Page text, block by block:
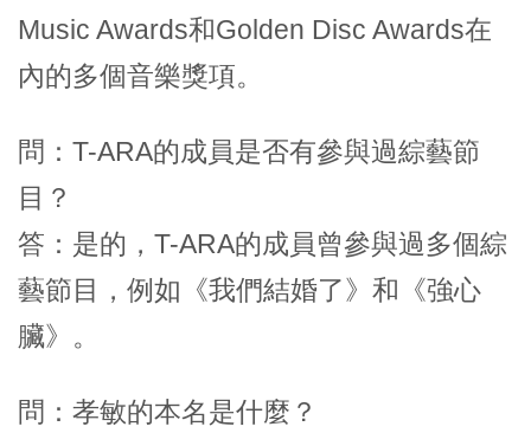
Music Awards和Golden Disc Awards在
內的多個音樂獎項。
問：T-ARA的成員是否有參與過綜藝節
目？
答：是的，T-ARA的成員曾參與過多個綜
藝節目，例如《我們結婚了》和《強心
臟》。
問：孝敏的本名是什麼？